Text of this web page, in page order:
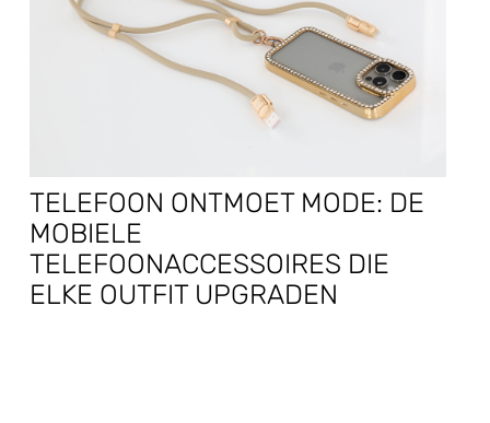
TELEFOON ONTMOET MODE: DE
MOBIELE
TELEFOONACCESSOIRES DIE
ELKE OUTFIT UPGRADEN